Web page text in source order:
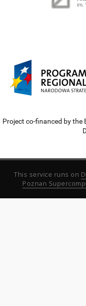
Project co-financed by the
This service runs on
Poznan